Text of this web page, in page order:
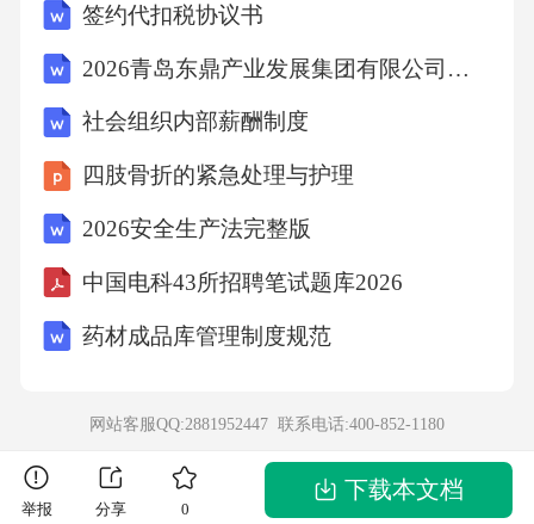
26(scATAC)与结直肠癌早期诊断相关与胆道癌
早期诊断相关与胰腺癌早期诊断相关临床验证
案例：实际应用效果案例1：某肿瘤中心开发
开发的'多组学耐药性预测系统'案例3：某医院使
用的'肿瘤微环境图谱'提高诊断准确率预测治疗
反应优化治疗方案04第四章单细胞多组学在神
经退行性疾病诊断中的应用单细胞多组学在神
用效果面临的挑战与对策技术、临床与伦理挑
签约代扣税协议书
2026青岛东鼎产业发展集团有限公司招聘笔试备考题库及答案解析
社会组织内部薪酬制度
四肢骨折的紧急处理与护理
2026安全生产法完整版
中国电科43所招聘笔试题库2026
药材成品库管理制度规范
网站客服QQ:2881952447 联系电话:400-852-1180
举报 分享 0
下载本文档